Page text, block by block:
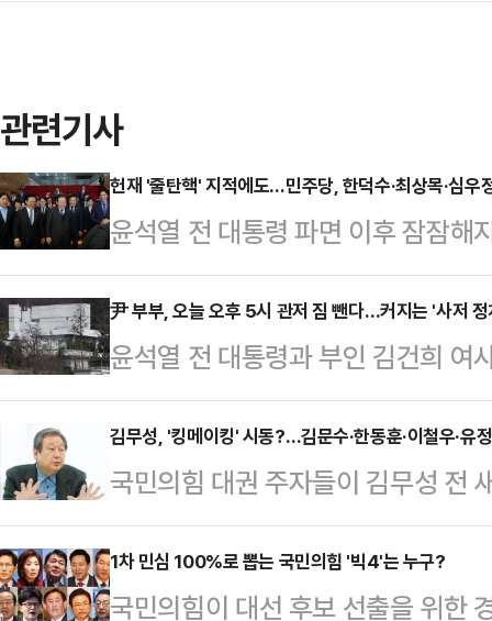
관련기사
헌재 '줄탄핵' 지적에도…민주당, 한덕수·최상목·심우
윤석열 전 대통령 파면 이후 잠잠해
재부상했다. 파면 선고 당일 헌법재
박수단으로 탄핵을 남발해 정부와
지 엿새 만이다.10일 정치권에 따
한대행 국무총리가 친윤(친윤석열)
헌법재판관으로 지명한 것을 '월권'
을 거론했다.박찬대 대표직무대행
정회의에서 한 대행에 …
尹 부부, 오늘 오후 5시 관저 짐 뺀다…커지는 '사저
윤석열 전 대통령과 부인 김건희 여
관저에서 나와 서초동 사저로 이동
될 가능성이 크다는 관측이 나온다
파면 결정 이후 일부 국민의힘 의원
를 발신하면서다.윤 전 대통령은 파
의힘 권영세 비상대책위원장과 권
김무성, '킹메이킹' 시동?…김문수·한동훈·이철우·유
국민의힘 대권 주자들이 김무성 전
포포럼'에 총출동했다. 마포포럼은
있는 정당 외곽 조직으로, 범보수
관, 한동훈 전 국민의힘 대표, 이철
1차 민심 100%로 뽑는 국민의힘 '빅4'는 누구?
국민의힘이 대선 후보 선출을 위한